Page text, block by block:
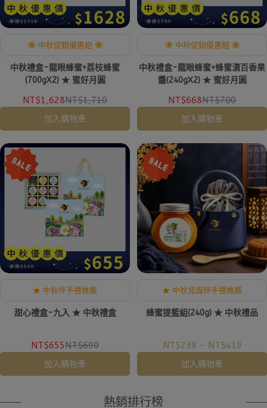
🐝 中秋促銷優惠組 🐝
中秋禮盒-龍眼蜂蜜+荔枝蜂蜜
(700gX2) ★ 蜜好月圓
NT$1,628NT$1,710
加入購物車
🐝 中秋促銷優惠組 🐝
中秋禮盒-龍眼蜂蜜+蜂蜜漬百香果
醬(240gX2) ★ 蜜好月圓
NT$668NT$700
加入購物車
★ 中秋伴手禮推薦
甜心禮盒-九入 ★ 中秋禮盒
NT$655NT$690
加入購物車
★ 中秋見面伴手禮推薦
蜂蜜提籃組(240g) ★ 中秋禮品
NT$239 ~ NT$419
加入購物車
熱銷排行榜